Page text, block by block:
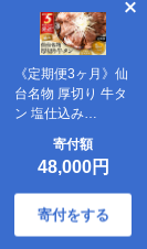
《定期便3ヶ月》仙
台名物 厚切り 牛タ
ン 塩仕込み
1kg(200g×5P) 牛た
ん スライス 塩味
[牛タン タン塩 希少
部位 タン中 タン元
塩ダレ タレ 小分け
仙台 名物 厚切 肉厚
寄付額
48,000円
寄付をする